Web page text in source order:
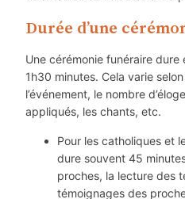
Durée d’une
Une cérémonie funéraire
1h30 minutes. Cela varie
l’événement, le nombre
appliqués, les chants, etc.
Pour les catholiques et
dure souvent 45
proches, la lecture des
témoignages des